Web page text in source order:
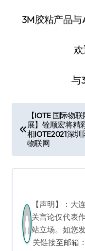
3M胶粘产品与
欢
与
章
导
航
【IOTE 国际物联
展】铨顺宏将精
相IOTE2021深圳
物联网
【声明】：大
关言论仅代表
站立场。如您
关链接至邮箱